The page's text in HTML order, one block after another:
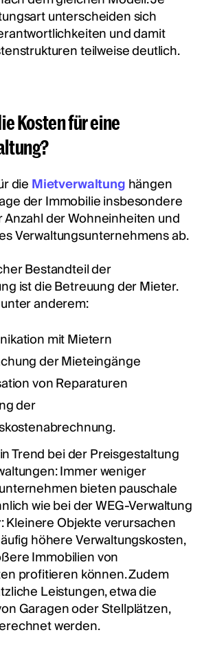
unterscheiden sich
und damit
teilweise deutlich.
Kosten für eine
dieMietverwaltunghängen
der Immobilie insbesondere
Anzahl der Wohneinheiten und
Verwaltungsunternehmens ab.
Bestandteil der
ist die Betreuung der Mieter.
anderem:
mit Mietern
der Mieteingänge
von Reparaturen
der
Trend bei der Preisgestaltung
Immer weniger
bieten pauschale
wie bei der WEG-Verwaltung
Kleinere Objekte verursachen
höhere Verwaltungskosten,
Immobilien von
profitieren können. Zudem
Leistungen, etwa die
Garagen oder Stellplätzen,
werden.